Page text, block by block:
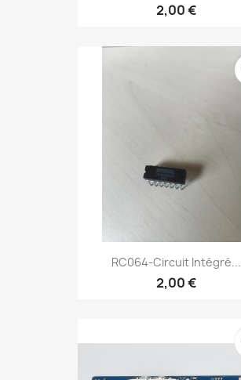
2,00 €
RC064-Circuit Intégré...
2,00 €